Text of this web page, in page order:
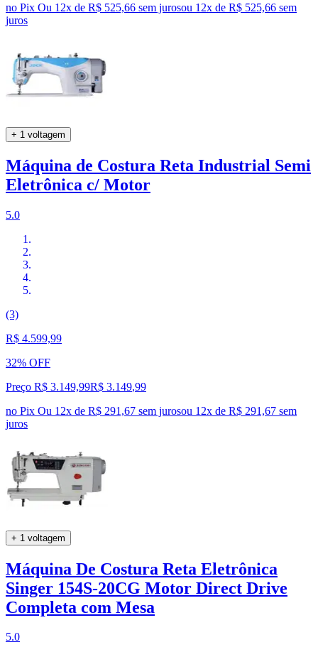
no Pix Ou 12x de R$ 525,66 sem jurosou 12x de R$ 525,66 sem
juros
+ 1 voltagem
Máquina de Costura Reta Industrial Semi
Eletrônica c/ Motor
5.0
(3)
R$ 4.599,99
32% OFF
Preço R$ 3.149,99R$ 3.149,99
no Pix Ou 12x de R$ 291,67 sem jurosou 12x de R$ 291,67 sem
juros
+ 1 voltagem
Máquina De Costura Reta Eletrônica
Singer 154S-20CG Motor Direct Drive
Completa com Mesa
5.0